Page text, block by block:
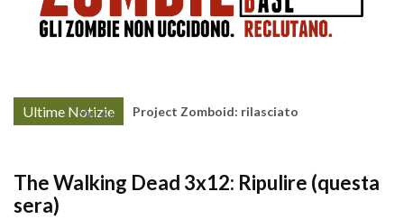
Ultime Notizie
More »
Project Zomboid: rilasciato
The Walking Dead 3x12: Ripulire (questa
sera)